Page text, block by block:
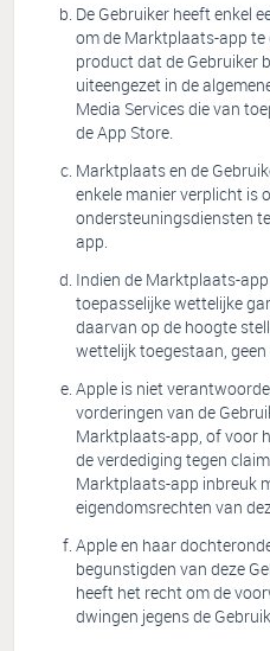
De Gebruiker heeft enkel
om de Marktplaats-app te
product dat de Gebruiker
uiteengezet in de
Media Services die van
de App Store.
Marktplaats en de
enkele manier verplicht is
ondersteuningsdiensten
app.
Indien de Marktplaats-
toepasselijke wettelijke
daarvan op de hoogte
wettelijk toegestaan,
Apple is niet
vorderingen van de
Marktplaats-app, of voor
de verdediging tegen
Marktplaats-app inbreuk
eigendomsrechten van
Apple en haar
begunstigden van deze
heeft het recht om de
dwingen jegens de